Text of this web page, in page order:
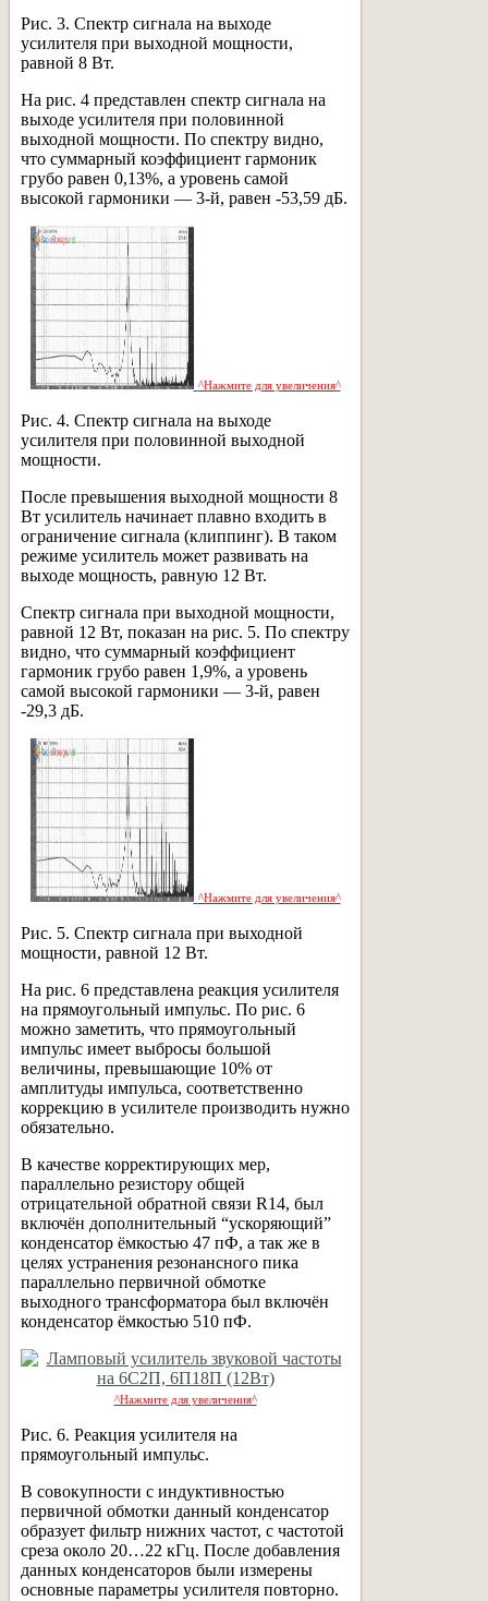
Рис. 3. Спектр сигнала на выходе
усилителя при выходной мощности,
равной 8 Вт.
На рис. 4 представлен спектр сигнала на
выходе усилителя при половинной
выходной мощности. По спектру видно,
что суммарный коэффициент гармоник
грубо равен 0,13%, а уровень самой
высокой гармоники — 3-й, равен -53,59 дБ.
^Нажмите для увеличения^
Рис. 4. Спектр сигнала на выходе
усилителя при половинной выходной
мощности.
После превышения выходной мощности 8
Вт усилитель начинает плавно входить в
ограничение сигнала (клиппинг). В таком
режиме усилитель может развивать на
выходе мощность, равную 12 Вт.
Спектр сигнала при выходной мощности,
равной 12 Вт, показан на рис. 5. По спектру
видно, что суммарный коэффициент
гармоник грубо равен 1,9%, а уровень
самой высокой гармоники — 3-й, равен
-29,3 дБ.
^Нажмите для увеличения^
Рис. 5. Спектр сигнала при выходной
мощности, равной 12 Вт.
На рис. 6 представлена реакция усилителя
на прямоугольный импульс. По рис. 6
можно заметить, что прямоугольный
импульс имеет выбросы большой
величины, превышающие 10% от
амплитуды импульса, соответственно
коррекцию в усилителе производить нужно
обязательно.
В качестве корректирующих мер,
параллельно резистору общей
отрицательной обратной связи R14, был
включён дополнительный “ускоряющий”
конденсатор ёмкостью 47 пФ, а так же в
целях устранения резонансного пика
параллельно первичной обмотке
выходного трансформатора был включён
конденсатор ёмкостью 510 пФ.
^Нажмите для увеличения^
Рис. 6. Реакция усилителя на
прямоугольный импульс.
В совокупности с индуктивностью
первичной обмотки данный конденсатор
образует фильтр нижних частот, с частотой
среза около 20…22 кГц. После добавления
данных конденсаторов были измерены
основные параметры усилителя повторно.